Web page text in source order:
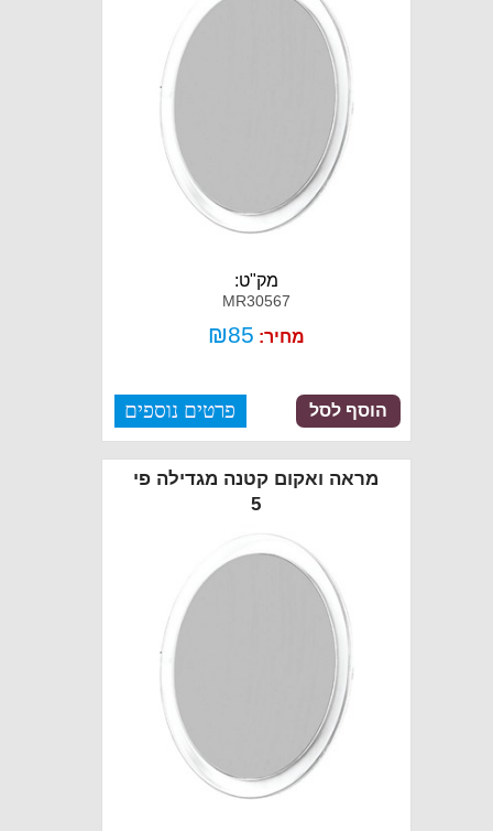
מק"ט:
MR30567
מחיר: ₪85
פרטים נוספים הוסף לסל
מראה ואקום קטנה מגדילה פי
5